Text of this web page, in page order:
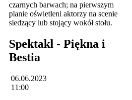
Spektakl - Piękna i
Bestia
06.06.2023
11:00